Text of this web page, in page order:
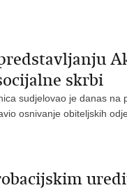
skrbi
sudjelovao je danas na
osnivanje obiteljskih